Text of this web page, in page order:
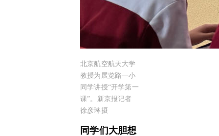
北京航空航天大学
教授为展览路一小
同学讲授“开学第一
课”。新京报记者
徐彦琳摄
同学们大胆想